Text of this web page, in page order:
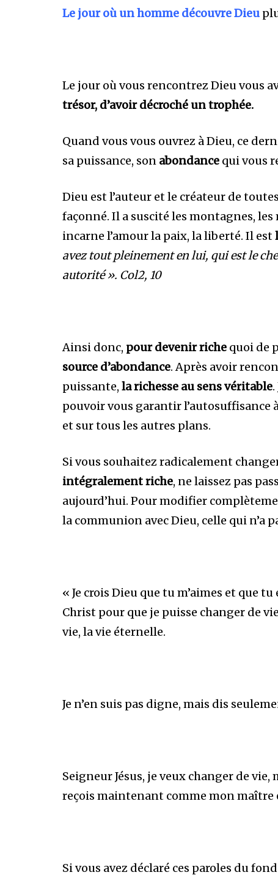
Le jour où un homme découvre Dieu
Le jour où vous rencontrez Dieu vous
trésor, d’avoir décroché un trophée.
Quand vous vous ouvrez à Dieu, ce
sa puissance, son abondance qui vous
Dieu est l’auteur et le créateur de
façonné. Il a suscité les montagnes,
incarne l’amour la paix, la liberté. Il est
avez tout pleinement en lui, qui est le
autorité ». Col2, 10
Ainsi donc, pour devenir riche quoi de
source d’abondance. Après avoir
puissante, la richesse au sens véritable
pouvoir vous garantir
et sur tous les autres plans.
Si vous souhaitez radicalement
intégralement riche, ne laissez pas
aujourd’hui. Pour modifier
la communion avec Dieu, celle qui n’a
« Je crois Dieu que tu m’aimes et que
Christ pour que je puisse changer de
vie, la vie éternelle.
Je n’en suis pas digne, mais dis
Seigneur Jésus, je veux changer de
reçois maintenant comme mon
Si vous avez déclaré ces paroles du